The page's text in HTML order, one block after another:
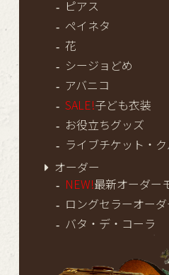
ピアス
ペイネタ
花
シージョどめ
アバニコ
SALE!子ども衣装
お役立ちグッズ
ライブチケット・ク
オーダー
NEW!最新オーダー
ロングセラーオー
バタ・デ・コーラ